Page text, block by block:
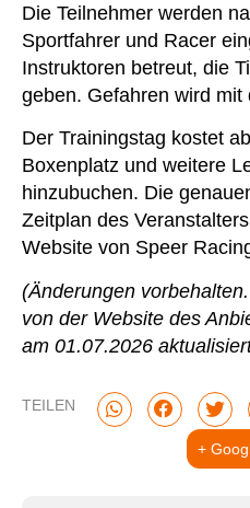
Die Teilnehmer werden
Sportfahrer und Racer
Instruktoren betreut, die
geben. Gefahren wird
Der Trainingstag kostet
Boxenplatz und weitere
hinzubuchen. Die
Zeitplan des
Website von Speer
(Änderungen
von der Website des
am 01.07.2026
TEILEN
+